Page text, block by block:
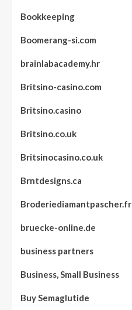
Bookkeeping
Boomerang-si.com
brainlabacademy.hr
Britsino-casino.com
Britsino.casino
Britsino.co.uk
Britsinocasino.co.uk
Brntdesigns.ca
Broderiediamantpascher.fr
bruecke-online.de
business partners
Business, Small Business
Buy Semaglutide